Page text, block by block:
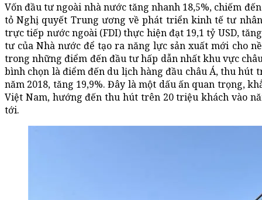
Vốn đầu tư ngoài nhà nước tăng nhanh 18,5%, chiếm
tỏ Nghị quyết Trung ương về phát triển kinh tế tư
trực tiếp nước ngoài (FDI) thực hiện đạt 19,1 tỷ USD,
tư của Nhà nước để tạo ra năng lực sản xuất mới cho
trong những điểm đến đầu tư hấp dẫn nhất khu vực
bình chọn là điểm đến du lịch hàng đầu châu Á, thu
năm 2018, tăng 19,9%. Đây là một dấu ấn quan trọng,
Việt Nam, hướng đến thu hút trên 20 triệu khách vào
tới.